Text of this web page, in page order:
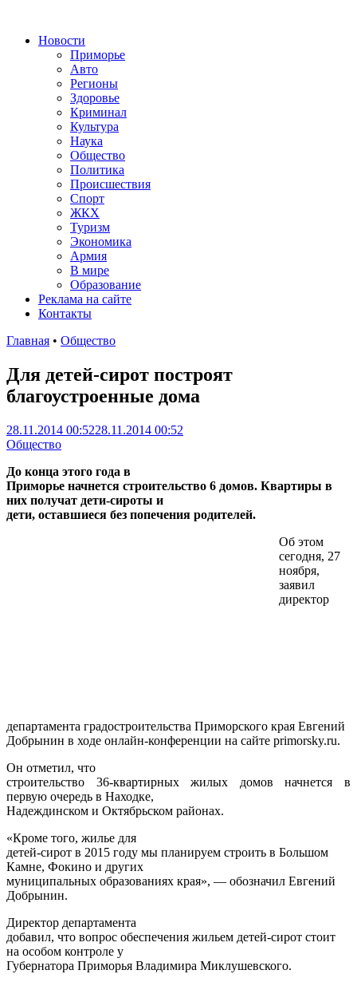
Новости
Приморье
Авто
Регионы
Здоровье
Криминал
Культура
Наука
Общество
Политика
Происшествия
Спорт
ЖКХ
Туризм
Экономика
Армия
В мире
Образование
Реклама на сайте
Контакты
Главная • Общество
Для детей-сирот построят
благоустроенные дома
28.11.2014 00:5228.11.2014 00:52
Общество
До конца этого года в
Приморье начнется строительство 6 домов. Квартиры в
них получат дети-сироты и
дети, оставшиеся без попечения родителей.
Об этом
сегодня, 27
ноября,
заявил
директор
департамента градостроительства Приморского края Евгений
Добрынин в ходе онлайн-конференции на сайте primorsky.ru.
Он отметил, что
строительство 36-квартирных жилых домов начнется в
первую очередь в Находке,
Надеждинском и Октябрьском районах.
«Кроме того, жилье для
детей-сирот в 2015 году мы планируем строить в Большом
Камне, Фокино и других
муниципальных образованиях края», — обозначил Евгений
Добрынин.
Директор департамента
добавил, что вопрос обеспечения жильем детей-сирот стоит
на особом контроле у
Губернатора Приморья Владимира Миклушевского.